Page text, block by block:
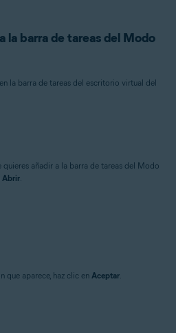
la barra de tareas del Modo
la barra de tareas del escritorio virtual del
añadir a la barra de tareas del Modo
Abrir
que aparece, haz clic en Aceptar.